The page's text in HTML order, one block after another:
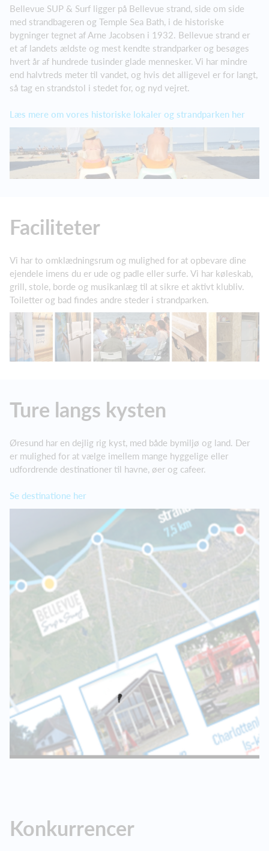
Bellevue SUP & Surf ligger på Bellevue strand, side om side
med strandbageren og Temple Sea Bath, i de historiske
bygninger tegnet af Arne Jacobsen i 1932. Bellevue strand er
et af landets ældste og mest kendte strandparker og besøges
hvert år af hundrede tusinder glade mennesker. Vi har mindre
end halvtreds meter til vandet, og hvis det alligevel er for langt,
så tag en strandstol i stedet for, og nyd vejret.
Læs mere om vores historiske lokaler og strandparken her
Faciliteter
Vi har to omklædningsrum og mulighed for at opbevare dine
ejendele imens du er ude og padle eller surfe. Vi har køleskab,
grill, stole, borde og musikanlæg til at sikre et aktivt klubliv.
Toiletter og bad findes andre steder i strandparken.
Ture langs kysten
Øresund har en dejlig rig kyst, med både bymiljø og land. Der
er mulighed for at vælge imellem mange hyggelige eller
udfordrende destinationer til havne, øer og cafeer.
Se destinatione her
Konkurrencer